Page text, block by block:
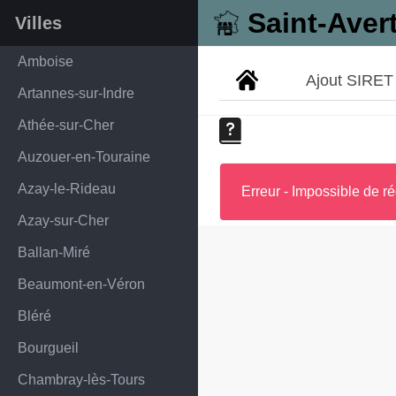
Saint-
Villes
Amboise
Artannes-sur-Indre
Athée-sur-Cher
Auzouer-en-Touraine
Azay-le-Rideau
Azay-sur-Cher
Ballan-Miré
Beaumont-en-Véron
Bléré
Bourgueil
Chambray-lès-Tours
Ajout SIRET
Erreur - Impossible de